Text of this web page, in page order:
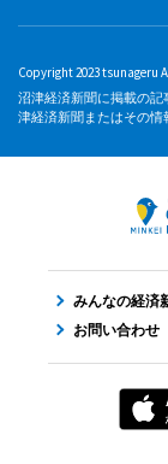
Copyright 2023 tsunageru
沼津経済新聞に掲載の
津経済新聞またはその情
みんなの経済
お問い合わせ